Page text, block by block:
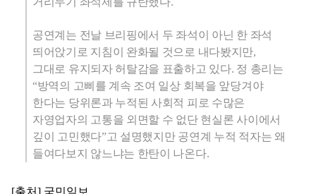
공연계는 전날 브리핑에서 두 좌석이 아닌 한 좌석
띄어앉기로 지침이 완화될 것으로 내다봤지만,
그대로 유지되자 허탈감을 표출하고 있다. 정 총리는
“방역의 고삐를 계속 조여 일상 회복을 앞당겨야
한다는 당위론과 누적된 사회적 피로 수많은
자영업자의 고통을 외면할 수 없단 현실론 사이에서
깊이 고민했다”고 설명했지만 공연계 누적 적자는 왜
들여다보지 않느냐는 한탄이 나온다.
[출처] 국민일보